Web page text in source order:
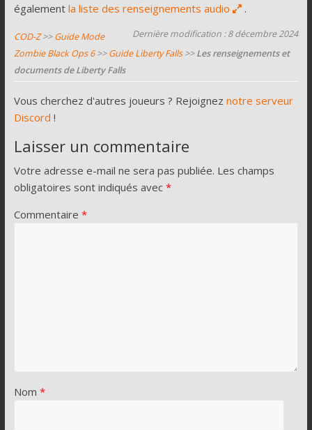
également la liste des renseignements audio .
Dernière modification : 8 décembre 2024
COD-Z>>Guide Mode
Zombie Black Ops 6>>Guide Liberty Falls>>Les renseignements et
documents de Liberty Falls
Vous cherchez d'autres joueurs ? Rejoignez notre serveur
Discord !
Laisser un commentaire
Votre adresse e-mail ne sera pas publiée. Les champs
obligatoires sont indiqués avec *
Commentaire *
Nom *